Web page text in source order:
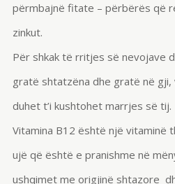
përmbajnë fitate – përbërës që
zinkut.
Për shkak të rritjes së nevojave
gratë shtatzëna dhe gratë në
duhet t’i kushtohet marrjes së tij.
Vitamina B12 është një vitaminë
ujë që është e pranishme në
ushqimet me origjinë shtazore